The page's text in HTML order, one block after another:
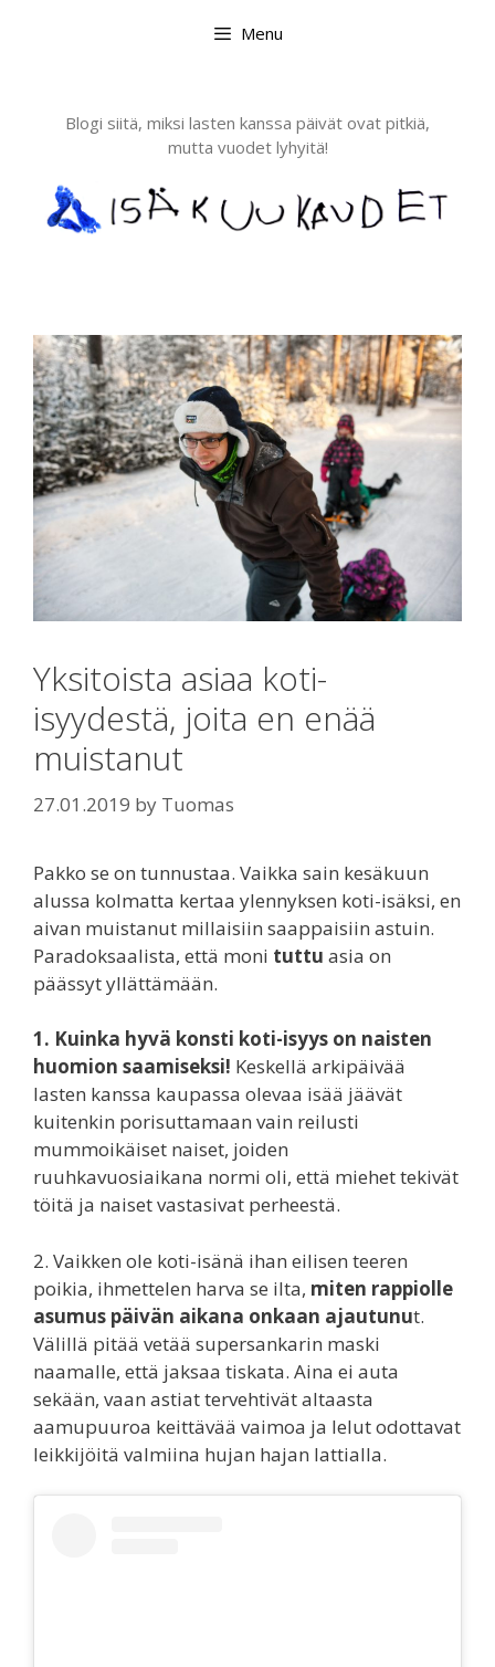
Menu
Blogi siitä, miksi lasten kanssa päivät ovat pitkiä,
mutta vuodet lyhyitä!
Yksitoista asiaa koti-
isyydestä, joita en enää
muistanut
27.01.2019 by Tuomas
Pakko se on tunnustaa. Vaikka sain kesäkuun
alussa kolmatta kertaa ylennyksen koti-isäksi, en
aivan muistanut millaisiin saappaisiin astuin.
Paradoksaalista, että moni tuttu asia on
päässyt yllättämään.
1. Kuinka hyvä konsti koti-isyys on naisten
huomion saamiseksi! Keskellä arkipäivää
lasten kanssa kaupassa olevaa isää jäävät
kuitenkin porisuttamaan vain reilusti
mummoikäiset naiset, joiden
ruuhkavuosiaikana normi oli, että miehet tekivät
töitä ja naiset vastasivat perheestä.
2. Vaikken ole koti-isänä ihan eilisen teeren
poikia, ihmettelen harva se ilta, miten rappiolle
asumus päivän aikana onkaan ajautunut.
Välillä pitää vetää supersankarin maski
naamalle, että jaksaa tiskata. Aina ei auta
sekään, vaan astiat tervehtivät altaasta
aamupuuroa keittävää vaimoa ja lelut odottavat
leikkijöitä valmiina hujan hajan lattialla.